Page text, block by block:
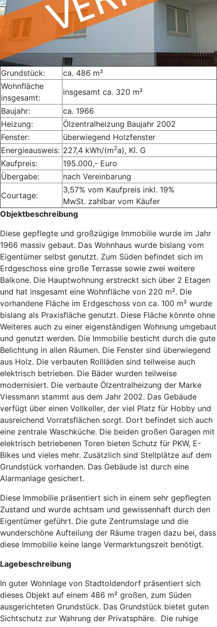
Grundstück:
ca. 486 m²
Wohnfläche
insgesamt:
insgesamt ca. 320 m²
Baujahr:
ca. 1966
Heizung:
Ölzentralheizung Baujahr 2002
Fenster:
überwiegend Holzfenster
Energieausweis: 227,4 kWh/(m2a), Kl. G
Kaufpreis:
195.000,- Euro
Übergabe:
nach Vereinbarung
Courtage:
3,57% vom Kaufpreis inkl. 19%
MwSt. zahlbar vom Käufer
Objektbeschreibung
Diese gepflegte und großzügige Immobilie wurde im Jahr
1966 massiv gebaut. Das Wohnhaus wurde bislang vom
Eigentümer selbst genutzt. Zum Süden befindet sich im
Erdgeschoss eine große Terrasse sowie zwei weitere
Balkone. Die Hauptwohnung erstreckt sich über 2 Etagen
und hat insgesamt eine Wohnfläche von 220 m². Die
vorhandene Fläche im Erdgeschoss von ca. 100 m² wurde
bislang als Praxisfläche genutzt. Diese Fläche könnte ohne
Weiteres auch zu einer eigenständigen Wohnung umgebaut
und genutzt werden. Die Immobilie besticht durch die gute
Belichtung in allen Räumen. Die Fenster sind überwiegend
aus Holz. Die verbauten Rollläden sind teilweise auch
elektrisch betrieben. Die Bäder wurden teilweise
modernisiert. Die verbaute Ölzentralheizung der Marke
Viessmann stammt aus dem Jahr 2002. Das Gebäude
verfügt über einen Vollkeller, der viel Platz für Hobby und
ausreichend Vorratsflächen sorgt. Dort befindet sich auch
eine zentrale Waschküche. Die beiden großen Garagen mit
elektrisch betriebenen Toren bieten Schutz für PKW, E-
Bikes und vieles mehr. Zusätzlich sind Stellplätze auf dem
Grundstück vorhanden. Das Gebäude ist durch eine
Alarmanlage gesichert.
Diese Immobilie präsentiert sich in einem sehr gepflegten
Zustand und wurde achtsam und gewissenhaft durch den
Eigentümer geführt. Die gute Zentrumslage und die
wunderschöne Aufteilung der Räume tragen dazu bei, dass
diese Immobilie keine lange Vermarktungszeit benötigt.
Lagebeschreibung
In guter Wohnlage von Stadtoldendorf präsentiert sich
dieses Objekt auf einem 486 m² großen, zum Süden
ausgerichteten Grundstück. Das Grundstück bietet guten
Sichtschutz zur Wahrung der Privatsphäre. Die ruhige